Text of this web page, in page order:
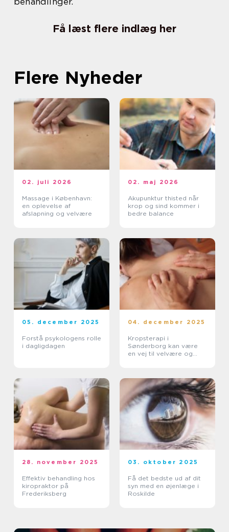
Få læst flere indlæg her
Flere Nyheder
02. juli 2026
Massage i København:
en oplevelse af
afslapning og velvære
02. maj 2026
Akupunktur thisted når
krop og sind kommer i
bedre balance
05. december 2025
Forstå psykologens rolle
i dagligdagen
04. december 2025
Kropsterapi i
Sønderborg kan være
en vej til velvære og
28. november 2025
Effektiv behandling hos
kiropraktor på
Frederiksberg
03. oktober 2025
Få det bedste ud af dit
syn med en øjenlæge i
Roskilde